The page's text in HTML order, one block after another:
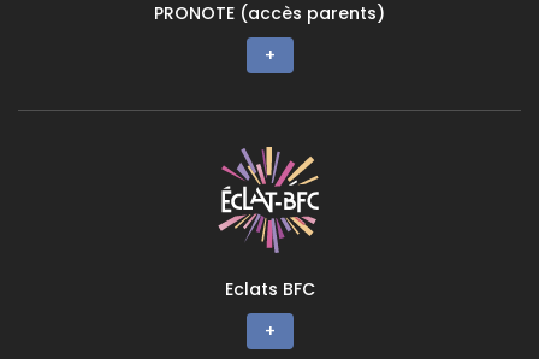
PRONOTE (accès parents)
+
Eclats BFC
+